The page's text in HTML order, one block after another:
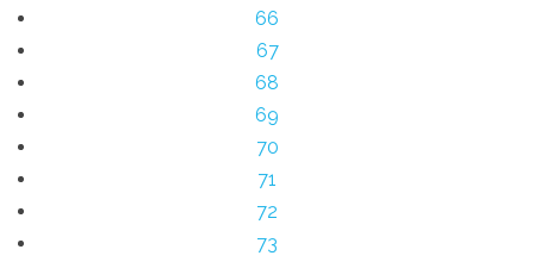
66
67
68
69
70
71
72
73